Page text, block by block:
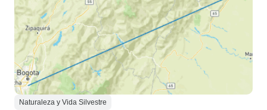
Naturaleza y Vida Silvestre